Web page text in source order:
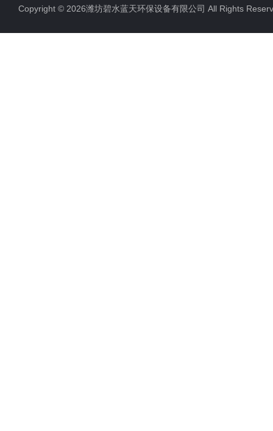
Copyright © 2026潍坊碧水蓝天环保设备有限公司 All Rights